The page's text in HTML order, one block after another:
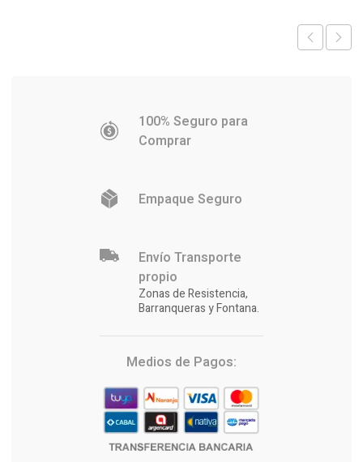
100% Seguro para
Comprar
Empaque Seguro
Envío Transporte
propio
Zonas de Resistencia,
Barranqueras y Fontana.
Medios de Pagos: